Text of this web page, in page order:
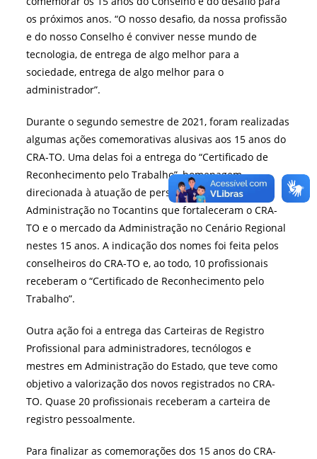
os próximos anos. “O nosso desafio, da nossa profissão
e do nosso Conselho é conviver nesse mundo de
tecnologia, de entrega de algo melhor para a
sociedade, entrega de algo melhor para o
administrador”.
Durante o segundo semestre de 2021, foram realizadas
algumas ações comemorativas alusivas aos 15 anos do
CRA-TO. Uma delas foi a entrega do “Certificado de
Reconhecimento pelo Trabalho”, homenagem
direcionada à atuação de personalidades da
Administração no Tocantins que fortaleceram o CRA-
TO e o mercado da Administração no Cenário Regional
nestes 15 anos. A indicação dos nomes foi feita pelos
conselheiros do CRA-TO e, ao todo, 10 profissionais
receberam o “Certificado de Reconhecimento pelo
Trabalho”.
Outra ação foi a entrega das Carteiras de Registro
Profissional para administradores, tecnólogos e
mestres em Administração do Estado, que teve como
objetivo a valorização dos novos registrados no CRA-
TO. Quase 20 profissionais receberam a carteira de
registro pessoalmente.
Para finalizar as comemorações dos 15 anos do CRA-